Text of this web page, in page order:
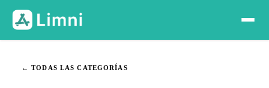
← TODAS LAS CATEGORÍAS